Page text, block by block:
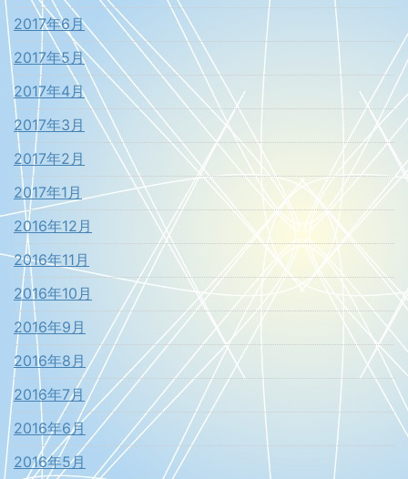
2017年6月
2017年5月
2017年4月
2017年3月
2017年2月
2017年1月
2016年12月
2016年11月
2016年10月
2016年9月
2016年8月
2016年7月
2016年6月
2016年5月